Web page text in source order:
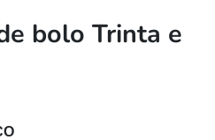
bolo Trinta e